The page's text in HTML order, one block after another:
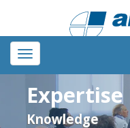
Toggle
navigation
Expertise
Knowledge